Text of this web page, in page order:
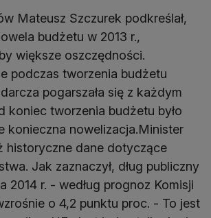
Mateusz Szczurek podkreślał,
budżetu w 2013 r.,
większe oszczędności.
podczas tworzenia budżetu
pogarszała się z każdym
koniec tworzenia budżetu było
konieczna nowelizacja.Minister
historyczne dane dotyczące
Jak zaznaczył, dług publiczny
2014 r. - według prognoz Komisji
o 4,2 punktu proc. - To jest